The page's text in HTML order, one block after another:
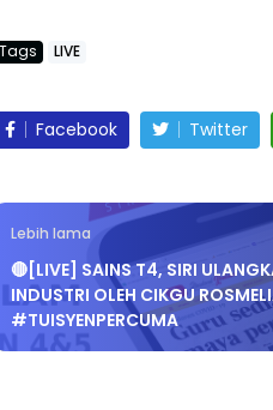
Tags LIVE
Facebook Twitter
Lebih lama
🔴[LIVE] SAINS T4, SIRI
INDUSTRI OLEH CIKGU
#TUISYENPERCUMA